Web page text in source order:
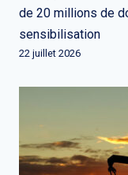
de 20 millions de
sensibilisation
22 juillet 2026